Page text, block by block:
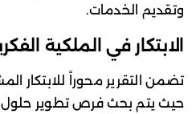
وتقديم الخدمات.
الابتكار في الملكية
تضمن التقرير محوراً للابتكار
حيث يتم بحث فرص تطوير